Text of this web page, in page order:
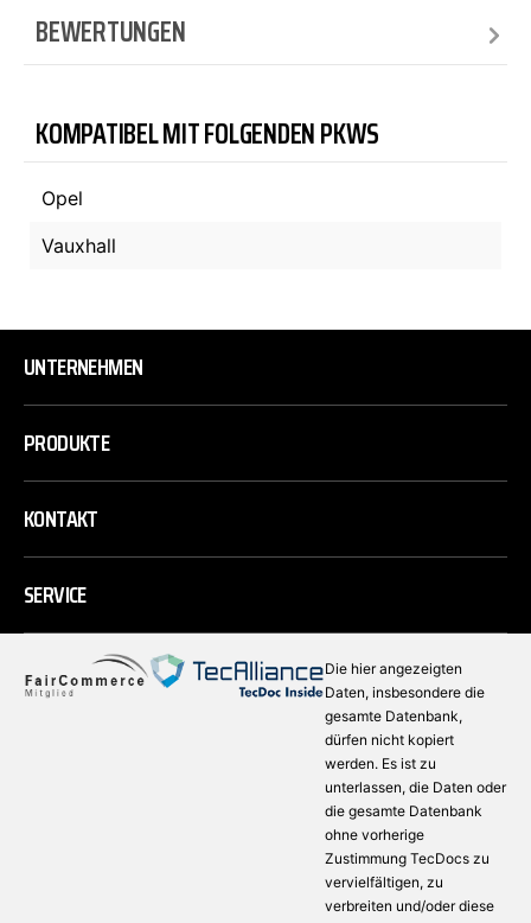
BEWERTUNGEN
KOMPATIBEL MIT FOLGENDEN PKWS
Opel
Vauxhall
UNTERNEHMEN
PRODUKTE
KONTAKT
SERVICE
Die hier angezeigten
Daten, insbesondere die
gesamte Datenbank,
dürfen nicht kopiert
werden. Es ist zu
unterlassen, die Daten oder
die gesamte Datenbank
ohne vorherige
Zustimmung TecDocs zu
vervielfältigen, zu
verbreiten und/oder diese